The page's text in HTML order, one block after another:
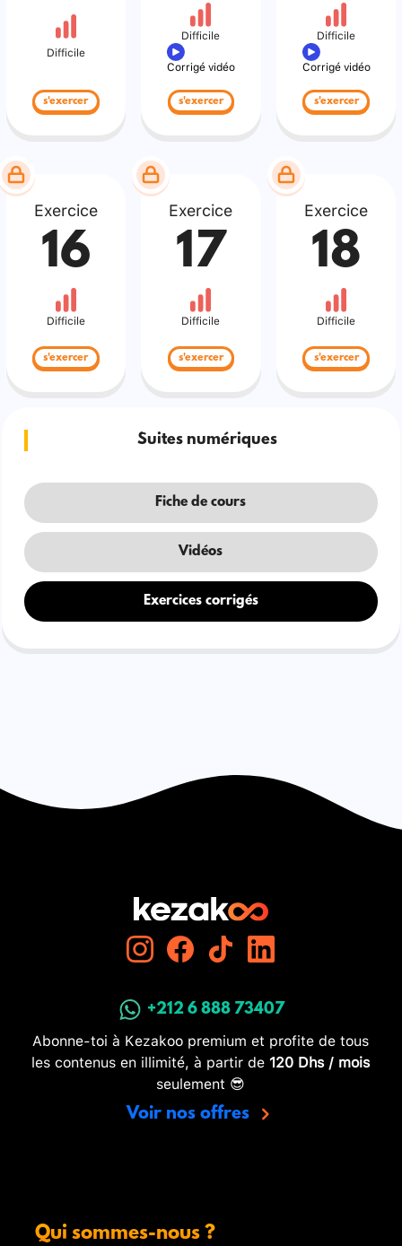
Difficile
s'exercer
Difficile
Corrigé vidéo
s'exercer
Difficile
Corrigé vidéo
s'exercer
Exercice
16
Difficile
s'exercer
Exercice
17
Difficile
s'exercer
Exercice
18
Difficile
s'exercer
Suites numériques
Fiche de cours
Vidéos
Exercices corrigés
+212 6 888 73407
Abonne-toi à Kezakoo premium et profite de tous
les contenus en illimité, à partir de 120 Dhs / mois
seulement 😎
Voir nos offres
Qui sommes-nous ?